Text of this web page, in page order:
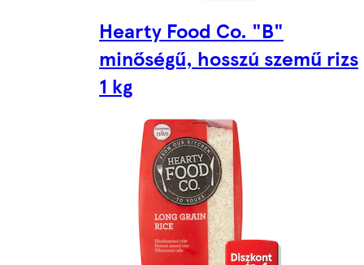
Hearty Food Co. "B"
minőségű, hosszú szemű rizs
1 kg